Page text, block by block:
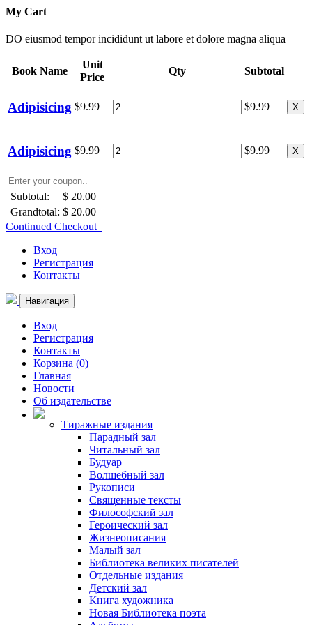
My Cart
DO eiusmod tempor incididunt ut labore et dolore magna aliqua
Book Name
Unit
Price
Qty Subtotal
Adipisicing $9.99 $9.99 X
Adipisicing $9.99 $9.99 X
Subtotal:
$ 20.00
Grandtotal: $ 20.00
Continued Checkout
Вход
Регистрация
Контакты
Навигация
Вход
Регистрация
Контакты
Корзина (0)
Главная
Новости
Об издательстве
Тиражные издания
Парадный зал
Читальный зал
Будуар
Волшебный зал
Рукописи
Священные тексты
Философский зал
Героический зал
Жизнеописания
Малый зал
Библиотека великих писателей
Отдельные издания
Детский зал
Книга художника
Новая Библиотека поэта